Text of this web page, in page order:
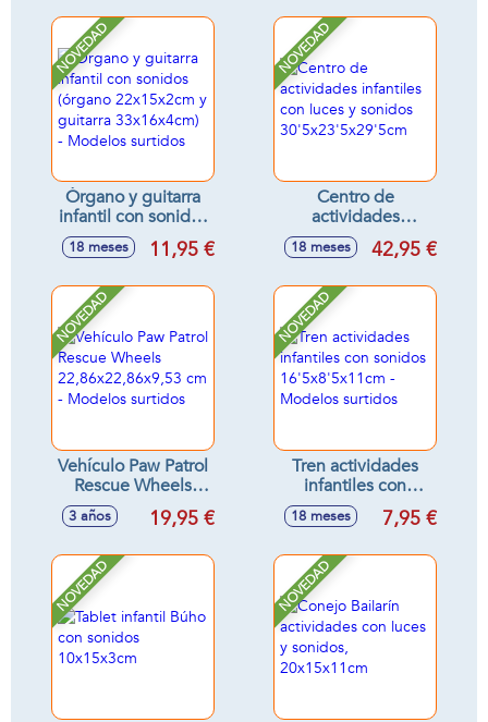
NOVEDAD
Órgano y guitarra
infantil con sonidos
(órgano
22x15x2cm y
33x16x4cm) -
Modelos surtidos
18 meses 11,95 €
NOVEDAD
Centro de
actividades
infantiles con luces
y sonidos
18 meses 42,95 €
NOVEDAD
Vehículo Paw Patrol
Rescue Wheels
22,86x22,86x9,53
cm - Modelos
3 años 19,95 €
NOVEDAD
Tren actividades
infantiles con
sonidos
16'5x8'5x11cm -
18 meses 7,95 €
NOVEDAD NOVEDAD